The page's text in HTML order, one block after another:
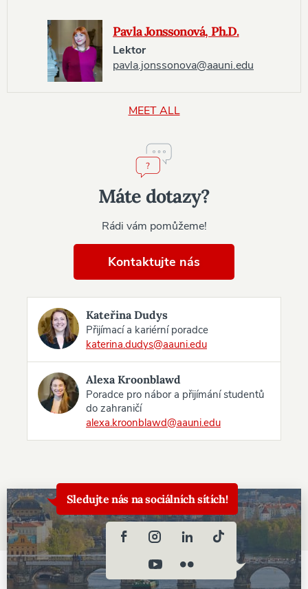
Pavla Jonssonová, Ph.D.
Lektor
pavla.jonssonova@aauni.edu
MEET ALL
Máte dotazy?
Rádi vám pomůžeme!
Kontaktujte nás
Kateřina Dudys
Přijímací a kariérní poradce
katerina.dudys@aauni.edu
Alexa Kroonblawd
Poradce pro nábor a přijímání studentů
do zahraničí
alexa.kroonblawd@aauni.edu
Sledujte nás na sociálních sítích!